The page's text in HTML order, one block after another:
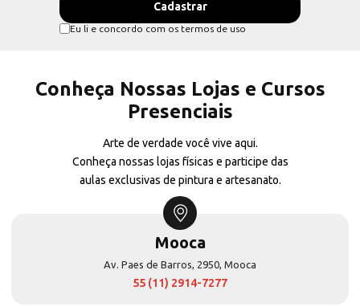
Eu li e concordo com os termos de uso
Conheça Nossas Lojas e Cursos
Presenciais
Arte de verdade você vive aqui.
Conheça nossas lojas físicas e participe das
aulas exclusivas de pintura e artesanato.
Mooca
Av. Paes de Barros, 2950, Mooca
55 (11) 2914-7277